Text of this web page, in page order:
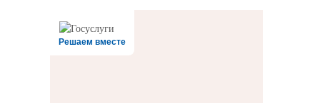
Решаем вместе